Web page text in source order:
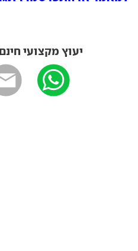
יעוץ מקצועי